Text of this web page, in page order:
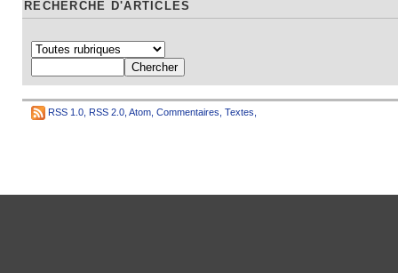
RECHERCHE D'ARTICLES
RSS 1.0 RSS 2.0 Atom Commentaires Textes